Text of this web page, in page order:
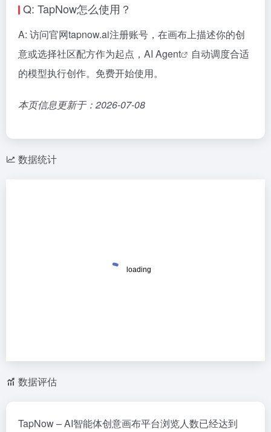
Q: TapNow怎么使用？
A: 访问官网tapnow.ai注册账号，在画布上描述你的创
意或选择社区配方作为起点， AI Agent
自动调度合适
的模型执行创作。免费开始使用。
本页信息更新于：2026-07-08
数据统计
数据评估
TapNow – AI智能体创意画布平台浏览人数已经达到